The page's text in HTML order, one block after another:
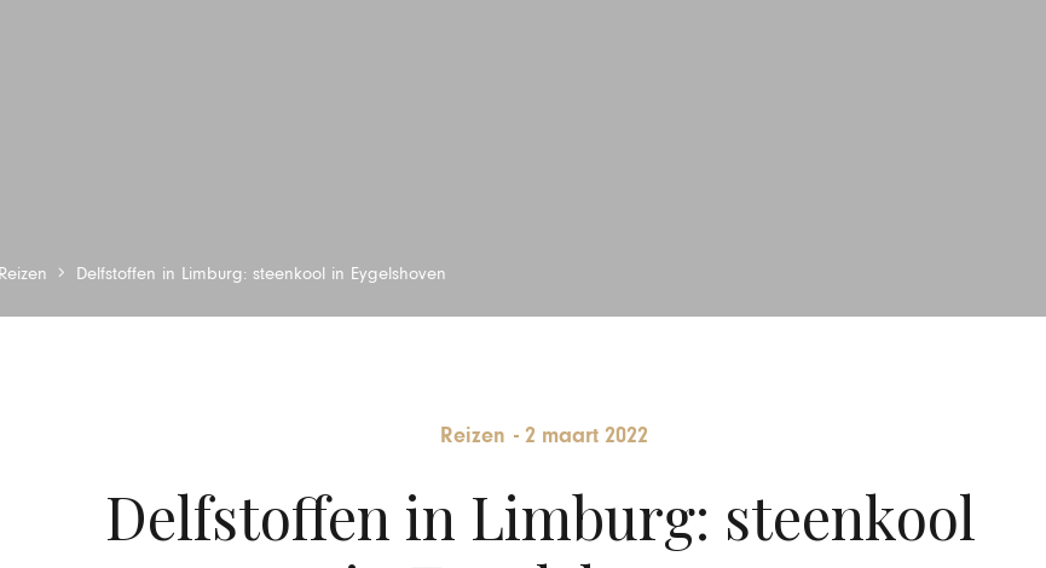
Delfstoffen in Limburg: steenkool in Eygelshoven
Reizen - 2 maart 2022
Delfstoffen in Limburg: steenkool